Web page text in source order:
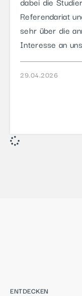
Referendariat
sehr über die
Interesse an
29.04.2026
ENTDECKEN